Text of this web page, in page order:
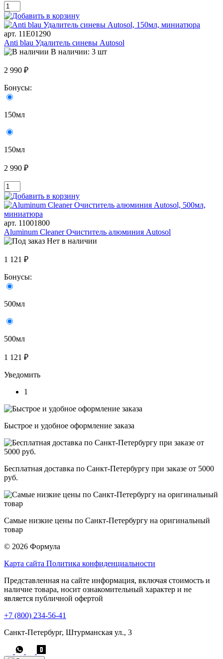
арт. 11Е01290
Anti blau Удалитель синевы Autosol
В наличии: 3 шт
2 990 ₽
Бонусы:
150мл
150мл
2 990 ₽
арт. 11001800
Aluminum Cleaner Очиститель алюминия Autosol
Нет в наличии
1 121 ₽
Бонусы:
500мл
500мл
1 121 ₽
Уведомить
1
Быстрое и удобное оформление заказа
Бесплатная доставка по Санкт-Петербургу при заказе от 5000
руб.
Самые низкие цены по Санкт-Петербургу на оригинальный
товар
© 2026 Формула
Карта сайта Политика конфиденциальности
Представленная на сайте информация, включая стоимость и
наличие товара, носит ознакомительный характер и не
является публичной офертой
+7 (800) 234-56-41
Санкт-Петербург, Штурманская ул., 3